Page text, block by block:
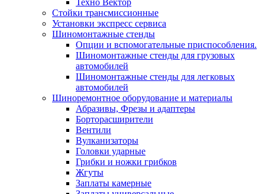
Техно Вектор
Стойки трансмиссионные
Установки экспресс сервиса
Шиномонтажные стенды
Опции и вспомогательные приспособления.
Шиномонтажные стенды для грузовых
автомобилей
Шиномонтажные стенды для легковых
автомобилей
Шиноремонтное оборудование и материалы
Абразивы, Фрезы и адаптеры
Борторасширители
Вентили
Вулканизаторы
Головки ударные
Грибки и ножки грибков
Жгуты
Заплаты камерные